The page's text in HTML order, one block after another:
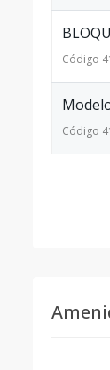
Código
Código